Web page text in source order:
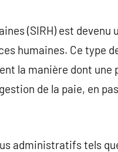
(SIRH) est devenu
humaines. Ce type
la manière dont
de la paie, en
administratifs tels